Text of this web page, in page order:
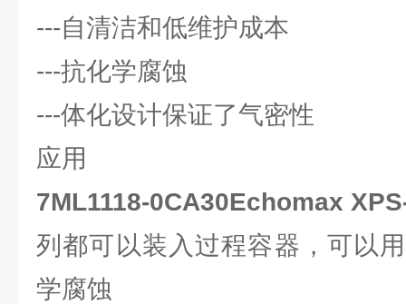
---自清洁和低维护成本
---抗化学腐蚀
---体化设计保证了气密性
应用
7ML1118-0CA30Echomax
列都可以装入过程容器，可以
学腐蚀